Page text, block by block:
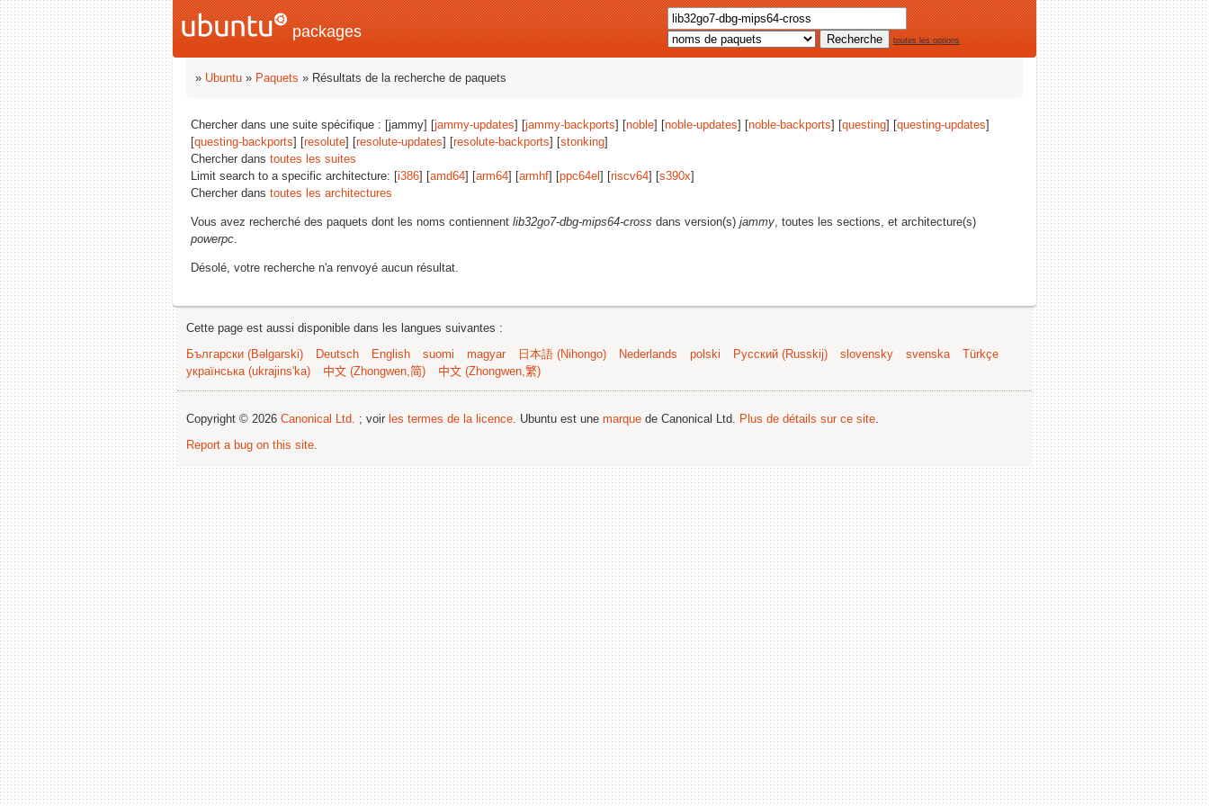
packages toutes les options
» Ubuntu » Paquets » Résultats de la recherche de paquets
Chercher dans une suite spécifique : [jammy] [jammy-updates] [jammy-backports] [noble] [noble-updates] [noble-backports] [questing] [questing-updates]
[questing-backports] [resolute] [resolute-updates] [resolute-backports] [stonking]
Chercher dans toutes les suites
Limit search to a specific architecture: [i386] [amd64] [arm64] [armhf] [ppc64el ] [riscv64] [s390x]
Chercher dans toutes les architectures
Vous avez recherché des paquets dont les noms contiennent lib32go7-dbg-mips64-cross dans version(s) jammy, toutes les sections, et architecture(s)
powerpc.
Désolé, votre recherche n'a renvoyé aucun résultat.
Cette page est aussi disponible dans les langues suivantes :
Български (Bəlgarski)
Deutsch English suomi magyar 日本語 (Nihongo) Nederlands polski Русский (Russkij) slovensky svenska
Türkçe
українська (ukrajins'ka)
中文 (Zhongwen,简) 中文 (Zhongwen,繁)
Copyright © 2026 Canonical Ltd. ; voir les termes de la licence. Ubuntu est une marque de Canonical Ltd. Plus de détails sur ce site.
Report a bug on this site.